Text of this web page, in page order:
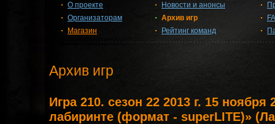
О проекте
Организаторам
Магазин
Новости и анонсы
Архив игр
Рейтинг команд
Архив игр
Игра 210. сезон 22 2013 г. 15
лабиринте (формат - superLITE)»